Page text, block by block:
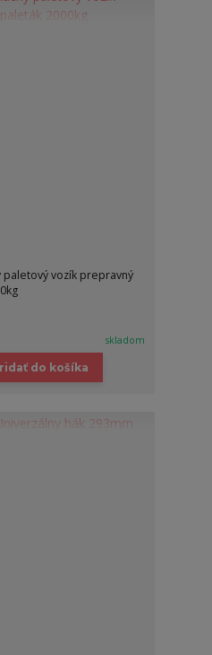
paletový vozík prepravný
skladom
do košíka